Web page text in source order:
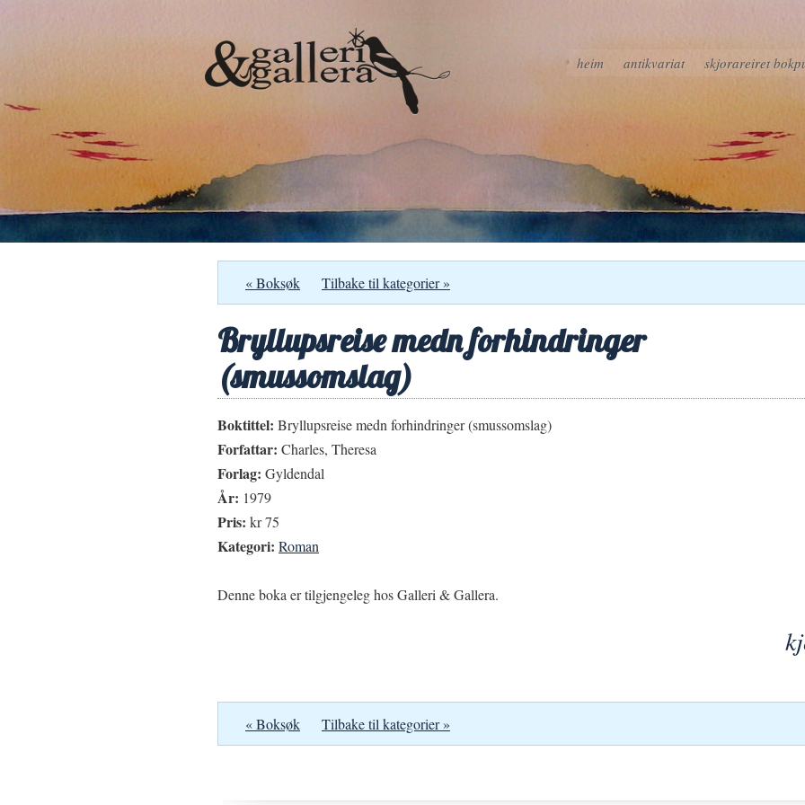
heim antikvariat skjorareiret
« Boksøk Tilbake til kategorier »
Bryllupsreise medn forhindringer
(smussomslag)
Boktittel: Bryllupsreise medn forhindringer (smussomslag)
Forfattar: Charles, Theresa
Forlag: Gyldendal
År: 1979
Pris: kr 75
Kategori: Roman
Denne boka er tilgjengeleg hos Galleri & Gallera.
« Boksøk Tilbake til kategorier »